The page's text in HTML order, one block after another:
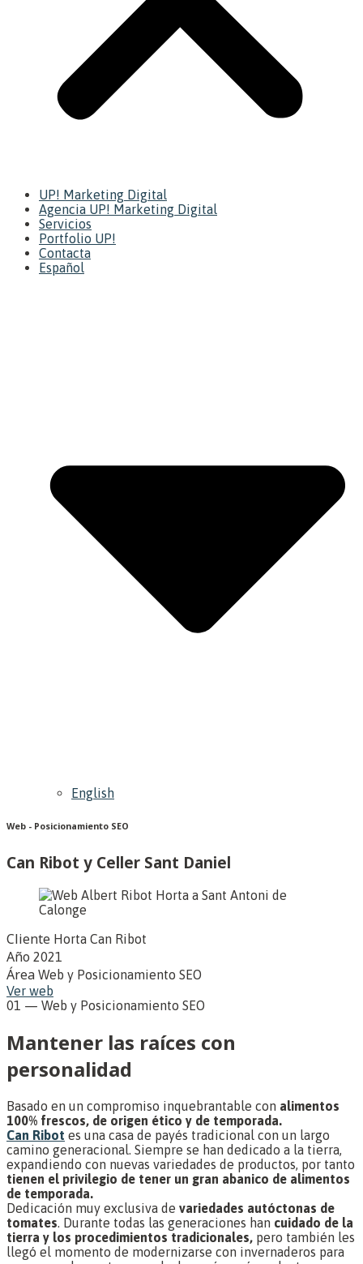
UP! Marketing Digital
Agencia UP! Marketing Digital
Servicios
Portfolio UP!
Contacta
Español
English
Web - Posicionamiento SEO
Can Ribot y Celler Sant Daniel
Cliente Horta Can Ribot
Año 2021
Área Web y Posicionamiento SEO
Ver web
01 — Web y Posicionamiento SEO
Mantener las raíces con
personalidad
Basado en un compromiso inquebrantable con alimentos
100% frescos, de origen ético y de temporada.
Can Ribot es una casa de payés tradicional con un largo
camino generacional. Siempre se han dedicado a la tierra,
expandiendo con nuevas variedades de productos, por tanto
tienen el privilegio de tener un gran abanico de alimentos
de temporada.
Dedicación muy exclusiva de variedades autóctonas de
tomates. Durante todas las generaciones han cuidado de la
tierra y los procedimientos tradicionales, pero también les
llegó el momento de modernizarse con invernaderos para